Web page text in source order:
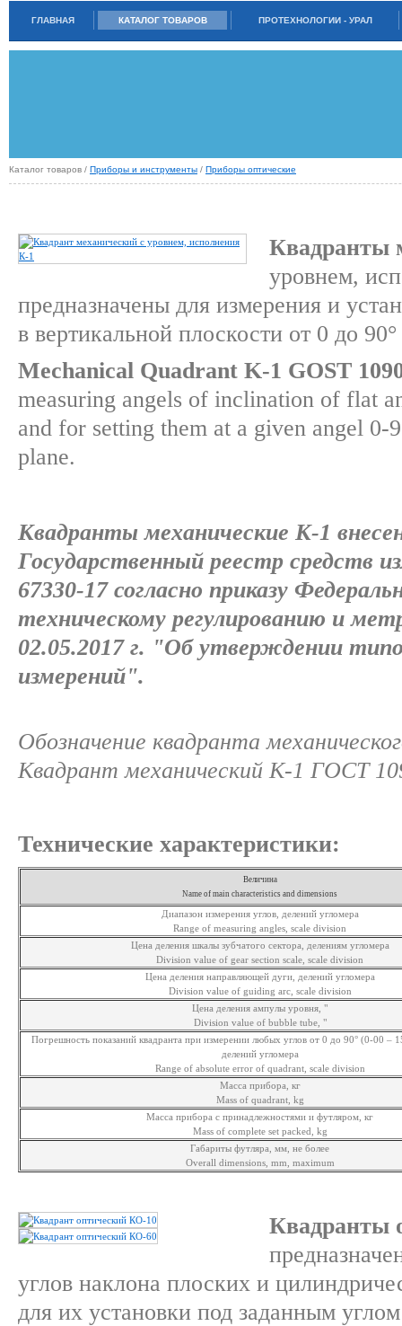
ГЛАВНАЯ КАТАЛОГ ТОВАРОВ ПРОТЕХНОЛОГИИ - УРАЛ
Каталог товаров / Приборы и инструменты / Приборы оптические
Квадранты
уровнем,
предназначены для измерения и
в вертикальной плоскости от 0 до 90°
Mechanical Quadrant K-1 GOST
measuring angels of inclination of flat
and for setting them at a given angel 0-
plane.
Квадранты механические К-1
Государственный реестр средств
67330-17 согласно приказу
техническому регулированию и
02.05.2017 г. "Об утверждении
измерений".
Обозначение квадранта
Квадрант механический К-1 ГОСТ
Технические характеристики:
Величина
Name of main characteristics and dimensions
Диапазон измерения углов, делений угломера
Range of measuring angles, scale division
Цена деления шкалы зубчатого сектора, делениям угломера
Division value of gear section scale, scale division
Цена деления направляющей дуги, делений угломера
Division value of guiding arc, scale division
Цена деления ампулы уровня, "
Division value of bubble tube, "
Погрешность показаний квадранта при измерении любых углов от 0 до 90° (0-00 –
делений угломера
Range of absolute error of quadrant, scale division
Масса прибора, кг
Mass of quadrant, kg
Масса прибора с принадлежностями и футляром, кг
Mass of complete set packed, kg
Габариты футляра, мм, не более
Overall dimensions, mm, maximum
Квадранты
углов наклона плоских и
для их установки под заданным